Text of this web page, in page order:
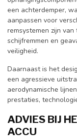
een achterdemper,
aanpassen voor
remsystemen zijn
schijfremmen en
veiligheid.
Daarnaast is het
een agressieve
aerodynamische
prestaties,
ADVIES BIJ
ACCU